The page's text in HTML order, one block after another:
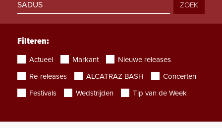
ZOEK
Filteren:
Actueel Markant
Nieuwe releases
Re-releases
ALCATRAZ BASH
Concerten
Festivals
Wedstrijden Tip van de Week